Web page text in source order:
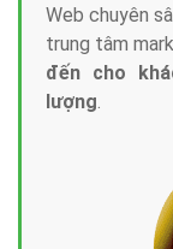
Web chuyên
trung tâm
đến cho
lượng.